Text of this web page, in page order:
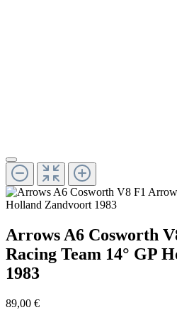
Arrows A6 Cosworth
Racing Team 14° GP
1983
89,00 €